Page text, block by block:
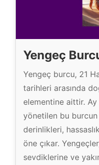
Yengeç
Yengeç burcu, 21
tarihleri arasında
elementine aittir.
yönetilen bu burcun
derinlikleri,
öne çıkar.
sevdiklerine ve